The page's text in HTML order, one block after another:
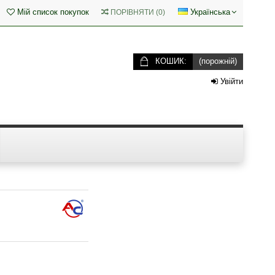
Українська
ПОРІВНЯТИ (0)
Мій список покупок
КОШИК: (порожній)
Увійти